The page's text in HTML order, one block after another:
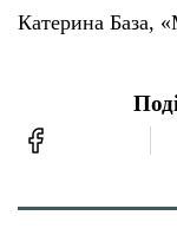
Катерина База,